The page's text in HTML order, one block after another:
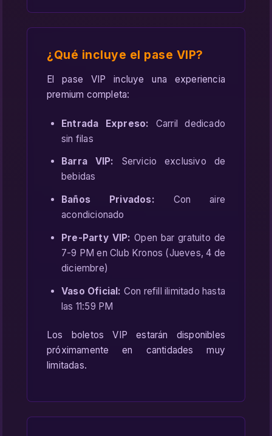
¿Qué incluye el pase VIP?
El pase VIP incluye una experiencia
premium completa:
Entrada Expreso: Carril dedicado
sin filas
Barra VIP: Servicio exclusivo de
bebidas
Baños Privados: Con aire
acondicionado
Pre-Party VIP: Open bar gratuito de
7-9 PM en Club Kronos (Jueves, 4 de
diciembre)
Vaso Oficial: Con refill ilimitado hasta
las 11:59 PM
Los boletos VIP estarán disponibles
próximamente en cantidades muy
limitadas.